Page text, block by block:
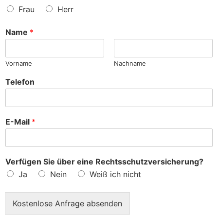
a
c
e
e
n
Frau
Herr
Name *
Vorname Nachname
Telefon
E-Mail *
Verfügen Sie über eine Rechtsschutzversicherung?
Ja
Nein Weiß ich nicht
Kostenlose Anfrage absenden